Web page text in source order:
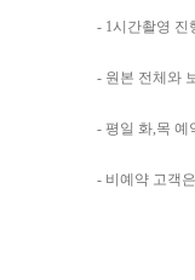
- 1시간촬영 진
- 원본 전체와
- 평일 화,목 예
- 비예약 고객